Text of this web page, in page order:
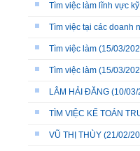
Tìm việc làm lĩnh vực
Tìm việc tại các doanh
Tìm việc làm (15/03/
Tìm việc làm (15/03/
LÂM HẢI ĐĂNG (10/
TÌM VIỆC KẾ TOÁN
VŨ THỊ THÙY (21/02/